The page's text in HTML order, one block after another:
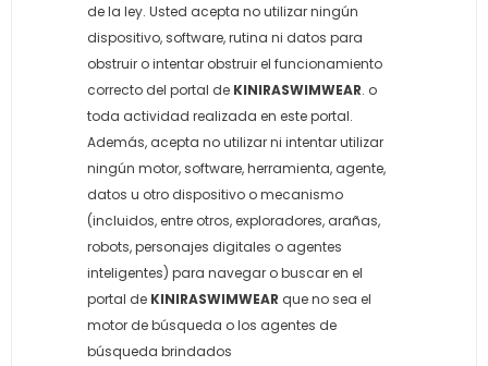
de la ley. Usted acepta no utilizar ningún
dispositivo, software, rutina ni datos para
obstruir o intentar obstruir el funcionamiento
correcto del portal de KINIRASWIMWEAR. o
toda actividad realizada en este portal.
Además, acepta no utilizar ni intentar utilizar
ningún motor, software, herramienta, agente,
datos u otro dispositivo o mecanismo
(incluidos, entre otros, exploradores, arañas,
robots, personajes digitales o agentes
inteligentes) para navegar o buscar en el
portal de KINIRASWIMWEAR que no sea el
motor de búsqueda o los agentes de
búsqueda brindados